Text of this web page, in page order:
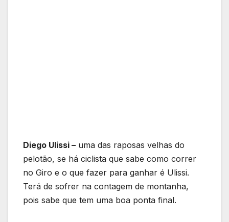
Diego Ulissi – uma das raposas velhas do
pelotão, se há ciclista que sabe como correr
no Giro e o que fazer para ganhar é Ulissi.
Terá de sofrer na contagem de montanha,
pois sabe que tem uma boa ponta final.